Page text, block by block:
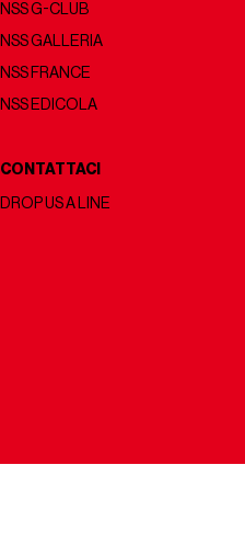
NSS G-CLUB
NSS GALLERIA
NSS FRANCE
NSS EDICOLA
CONTATTACI
DROP US A LINE